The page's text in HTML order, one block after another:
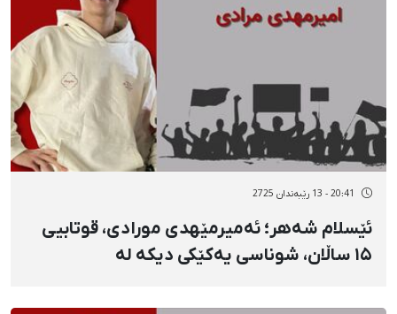
20:41 - 13 رێبەندان 2725
ئێسلام شەهر؛ ئەمیرمێهدی مورادی، قوتابیی
۱۵ ساڵان، شوناسی یەکێکی دیکە لە